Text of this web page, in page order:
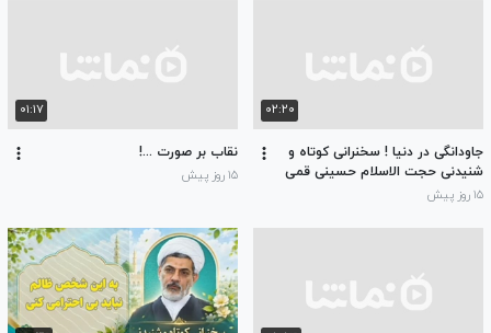
۰۲:۲۰
جاودانگی در دنیا ! سخنرانی کوتاه و
شنیدنی حجت الاسلام حسینی قمی
۱۵ روز پیش
۰۱:۱۷
نقاب بر صورت ...!
۱۵ روز پیش